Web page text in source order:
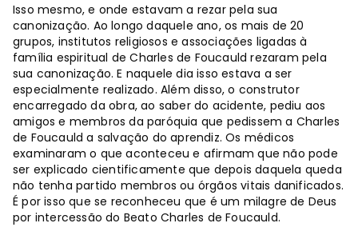
Isso mesmo, e onde estavam a rezar pela sua
canonização. Ao longo daquele ano, os mais de 20
grupos, institutos religiosos e associações ligadas à
família espiritual de Charles de Foucauld rezaram pela
sua canonização. E naquele dia isso estava a ser
especialmente realizado. Além disso, o construtor
encarregado da obra, ao saber do acidente, pediu aos
amigos e membros da paróquia que pedissem a Charles
de Foucauld a salvação do aprendiz. Os médicos
examinaram o que aconteceu e afirmam que não pode
ser explicado cientificamente que depois daquela queda
não tenha partido membros ou órgãos vitais danificados.
É por isso que se reconheceu que é um milagre de Deus
por intercessão do Beato Charles de Foucauld.